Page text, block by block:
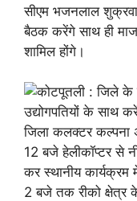
सीएम भजनलाल
बैठक करेंगे साथ ही
शामिल होंगे।
जिला कलक्टर कल्पना
12 बजे हेलीकॉप्टर से
कर स्थानीय
2 बजे तक रीको क्षेत्र